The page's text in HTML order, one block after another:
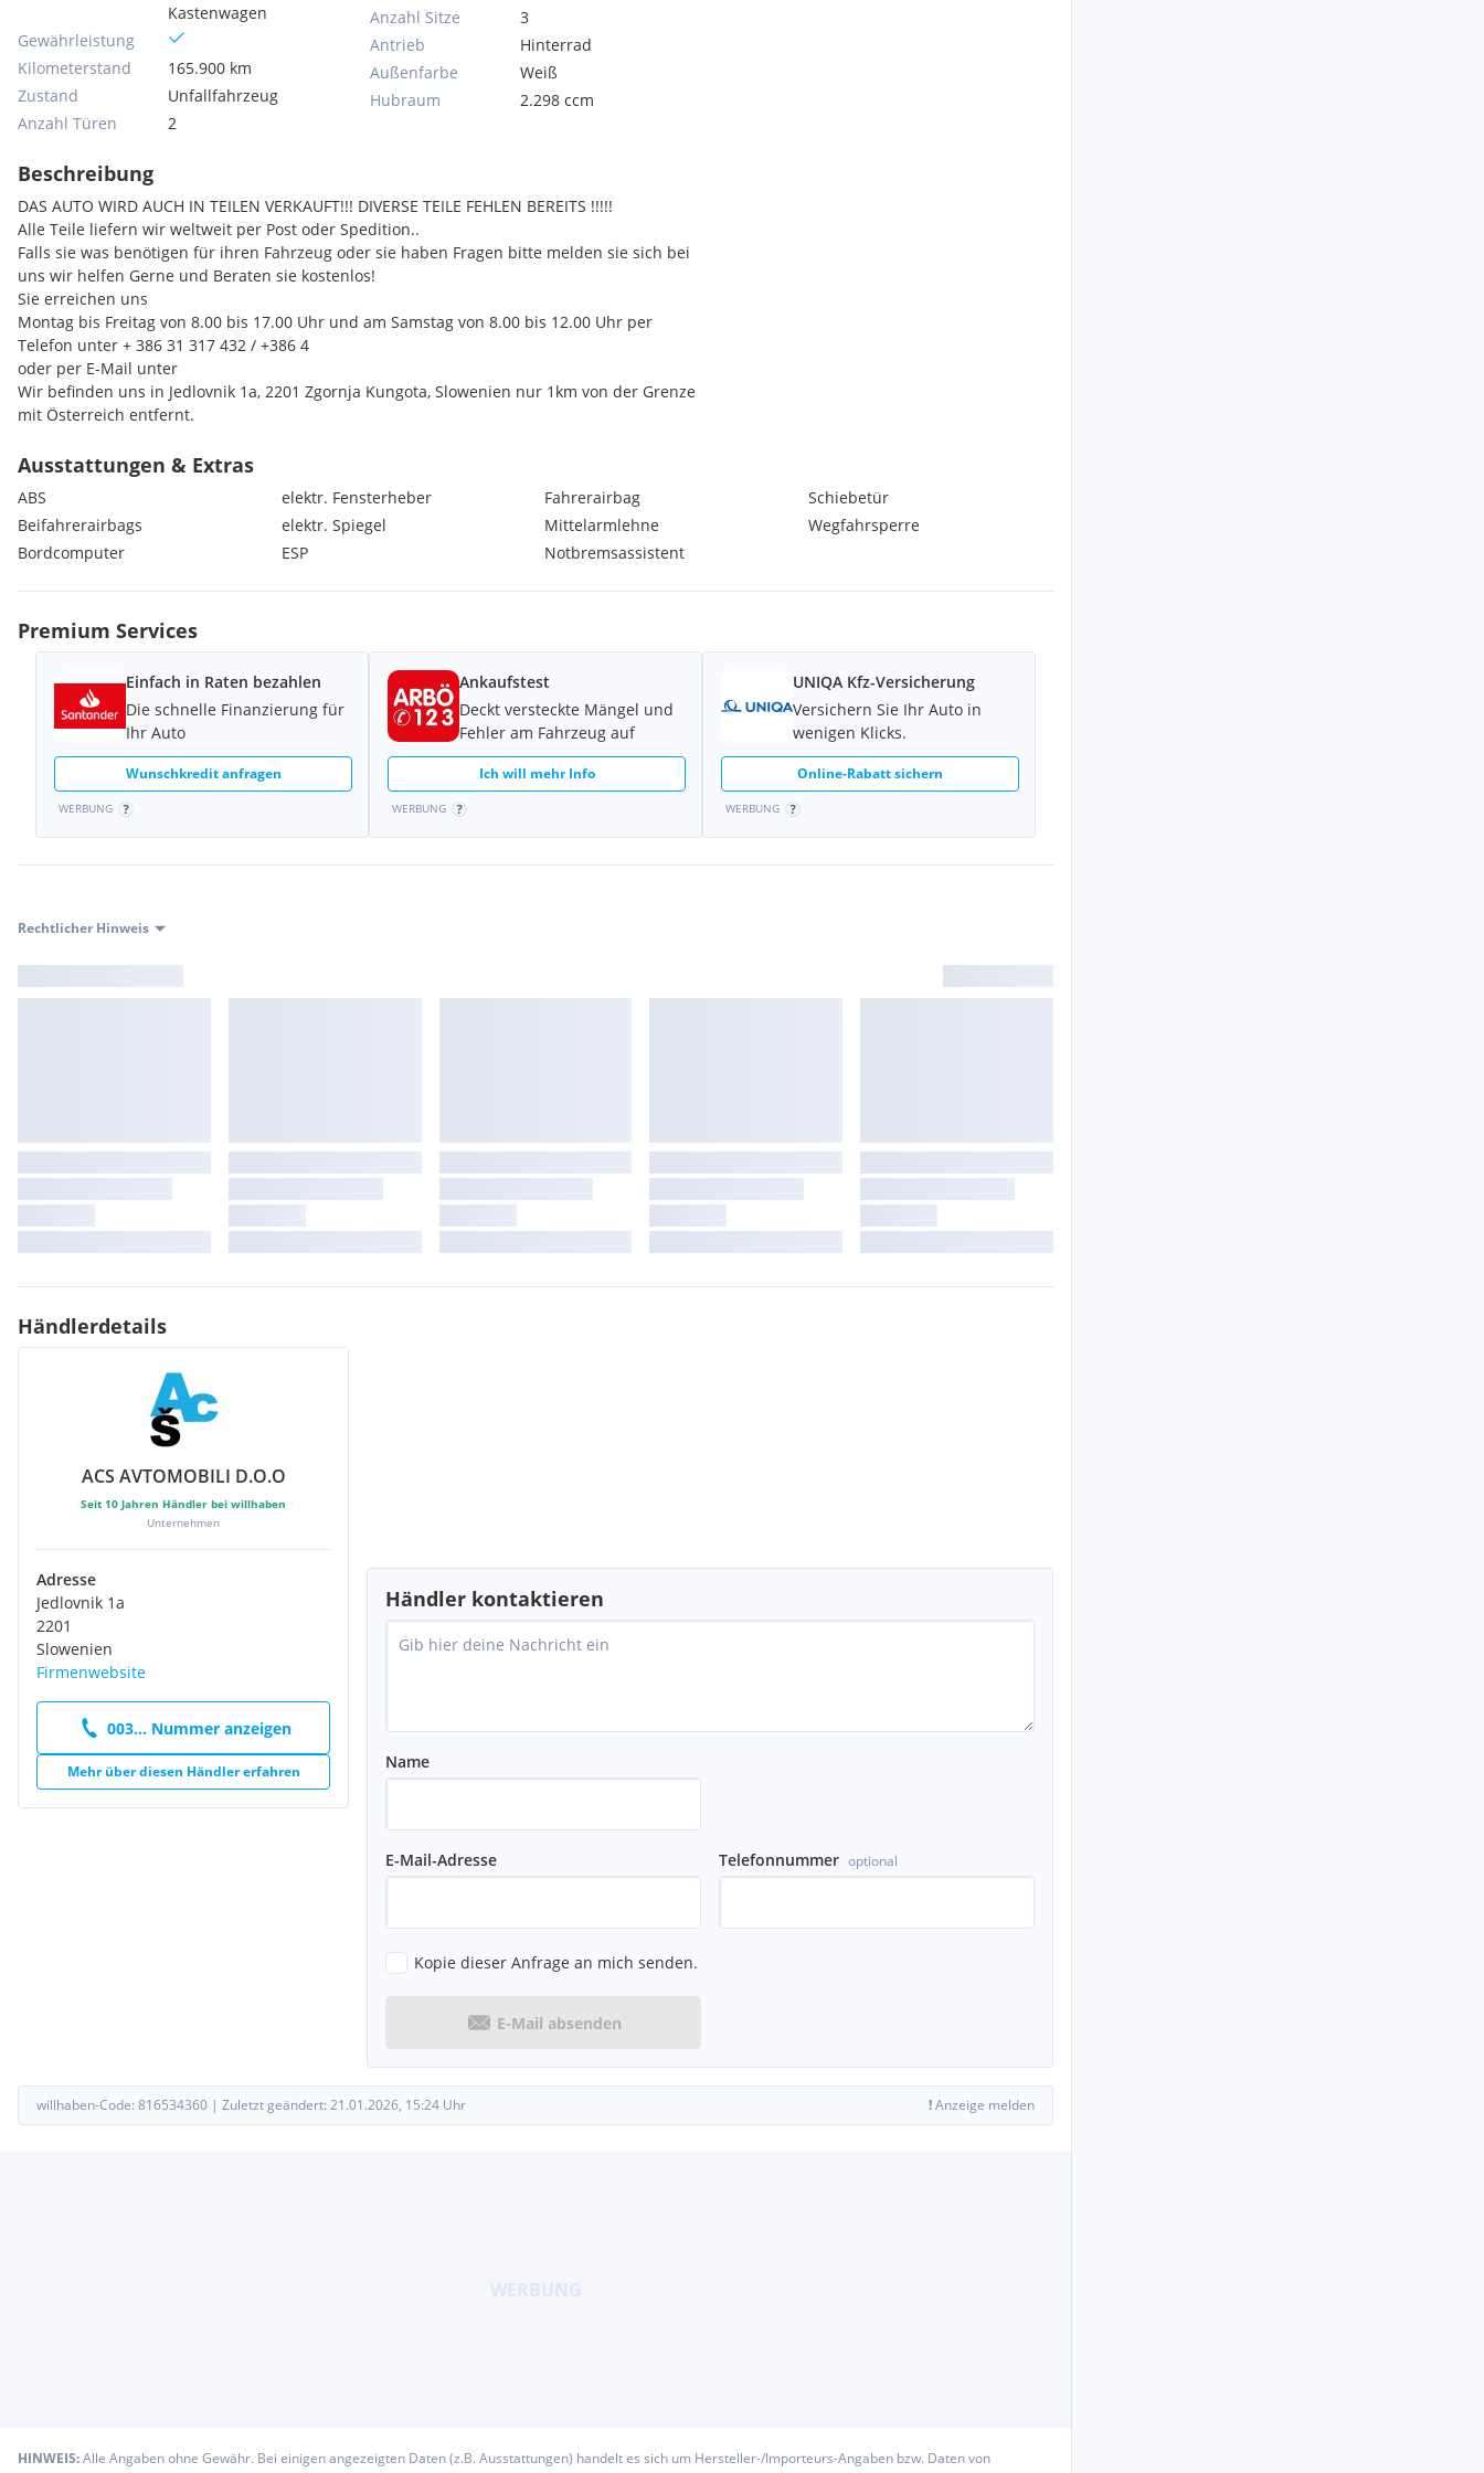
Kastenwagen
Gewährleistung
Kilometerstand
165.900 km
Zustand
Unfallfahrzeug
Anzahl Türen
2
Anzahl Sitze
3
Antrieb
Hinterrad
Außenfarbe
Weiß
Hubraum
2.298 ccm
Beschreibung
DAS AUTO WIRD AUCH IN TEILEN VERKAUFT!!! DIVERSE TEILE FEHLEN BEREITS !!!!!
Alle Teile liefern wir weltweit per Post oder Spedition..
Falls sie was benötigen für ihren Fahrzeug oder sie haben Fragen bitte melden sie sich bei
uns wir helfen Gerne und Beraten sie kostenlos!
Sie erreichen uns
Montag bis Freitag von 8.00 bis 17.00 Uhr und am Samstag von 8.00 bis 12.00 Uhr per
Telefon unter + 386 31 317 432 / +386 4
oder per E-Mail unter
Wir befinden uns in Jedlovnik 1a, 2201 Zgornja Kungota, Slowenien nur 1km von der Grenze
mit Österreich entfernt.
Ausstattungen & Extras
ABS
Beifahrerairbags
Bordcomputer
elektr. Fensterheber
elektr. Spiegel
ESP
Fahrerairbag
Mittelarmlehne
Notbremsassistent
Schiebetür
Wegfahrsperre
Premium Services
Einfach in Raten bezahlen
Die schnelle Finanzierung für
Ihr Auto
Wunschkredit anfragen
WERBUNG
Ankaufstest
Deckt versteckte Mängel und
Fehler am Fahrzeug auf
Ich will mehr Info
WERBUNG
UNIQA Kfz-Versicherung
Versichern Sie Ihr Auto in
wenigen Klicks.
Online-Rabatt sichern
WERBUNG
Rechtlicher Hinweis
Händlerdetails
ACS AVTOMOBILI D.O.O
Seit 10 Jahren Händler bei willhaben
Unternehmen
Adresse
Jedlovnik 1a
2201
Slowenien
Firmenwebsite
003... Nummer anzeigen
Mehr über diesen Händler erfahren
Händler kontaktieren
Name
E-Mail-Adresse Telefonnummer optional
Kopie dieser Anfrage an mich senden.
E-Mail absenden
willhaben-Code: 816534360 | Zuletzt geändert: 21.01.2026, 15:24 Uhr !Anzeige melden
HINWEIS:Alle Angaben ohne Gewähr. Bei einigen angezeigten Daten (z.B. Ausstattungen) handelt es sich um Hersteller-/Importeurs-Angaben bzw. Daten von